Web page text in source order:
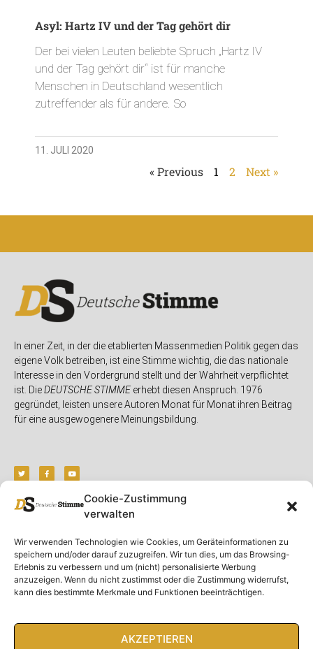
Cookie-Zustimmung
verwalten
Wir verwenden Technologien wie Cookies, um Geräteinformationen zu
speichern und/oder darauf zuzugreifen. Wir tun dies, um das Browsing-
Erlebnis zu verbessern und um (nicht) personalisierte Werbung
anzuzeigen. Wenn du nicht zustimmst oder die Zustimmung widerrufst,
kann dies bestimmte Merkmale und Funktionen beeinträchtigen.
AKZEPTIEREN
Asyl: Hartz IV und der Tag gehört dir
Der bei vielen Leuten beliebte Spruch „Hartz IV
und der Tag gehört dir“ ist für manche
Menschen in Deutschland wesentlich
zutreffender als für andere. So
11. JULI 2020
« Previous 1 2 Next »
In einer Zeit, in der die etablierten Massenmedien Politik gegen das
eigene Volk betreiben, ist eine Stimme wichtig, die das nationale
Interesse in den Vordergrund stellt und der Wahrheit verpflichtet
ist. DieDEUTSCHE STIMMEerhebt diesen Anspruch. 1976
gegründet, leisten unsere Autoren Monat für Monat ihren Beitrag
für eine ausgewogenere Meinungsbildung.
Unser Magazin
Spenden
Ausgaben
DS-TV
Rubriken
Deutschland
Ausland
Gespräch
Feuilleton
Rechtliche Hinweise
Impressum
Datenschutzerklärung